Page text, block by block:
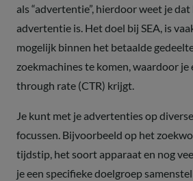
als “advertentie”, hierdoor weet je
advertentie is. Het doel bij SEA, is
mogelijk binnen het betaalde
zoekmachines te komen, waardoor je
through rate (CTR) krijgt.
Je kunt met je advertenties op
focussen. Bijvoorbeeld op het
tijdstip, het soort apparaat en nog
je een specifieke doelgroep